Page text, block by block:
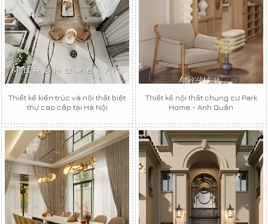
Thiết kế kiến trúc và nội thất biệt
thự cao cấp tại Hà Nội
Thiết kế nội thất chung cư Park
Home - Anh Quân